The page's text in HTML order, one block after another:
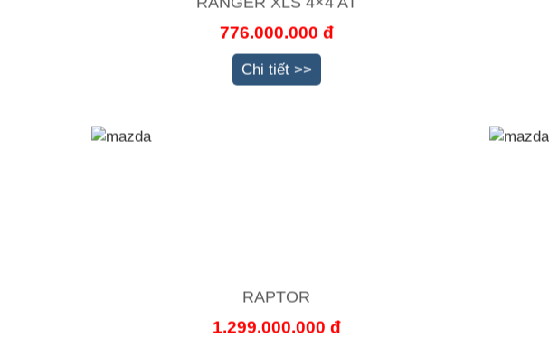
776.000.000 đ
Chi tiết >>
RAPTOR
1.299.000.000 đ